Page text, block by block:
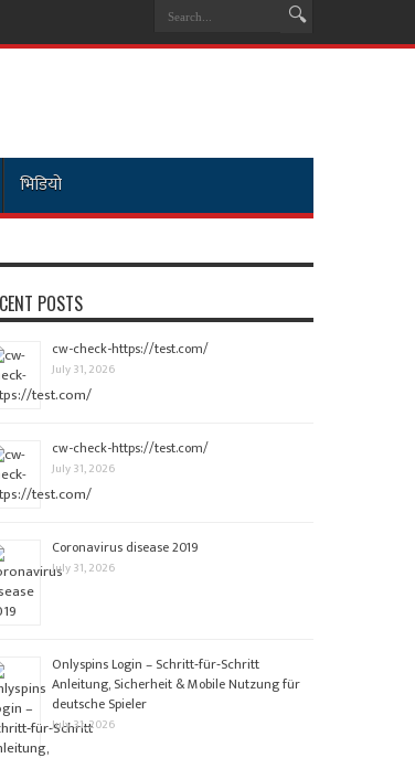
भिडियो
POSTS
cw-check-https://test.com/
July 31, 2026
cw-check-https://test.com/
July 31, 2026
Coronavirus disease 2019
July 31, 2026
Onlyspins Login – Schritt‑für‑Schritt
Anleitung, Sicherheit & Mobile Nutzung für
deutsche Spieler
July 31, 2026